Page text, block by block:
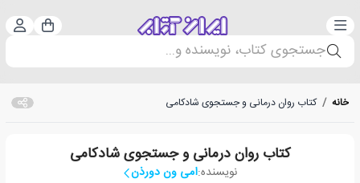
دسته‌بندی سبد
جستجوی کتاب، نویسنده و...
خانه / کتاب روان درمانی و جستجوی شادکامی
کتاب روان درمانی و جستجوی شادکامی
نویسنده:امی ون دورذن